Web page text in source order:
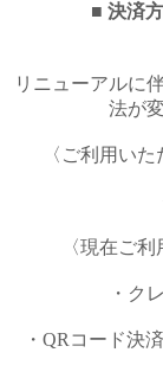
■ 決済
リニューアルに
法が
〈ご利用い
〈現在ご
・ク
・QRコード決